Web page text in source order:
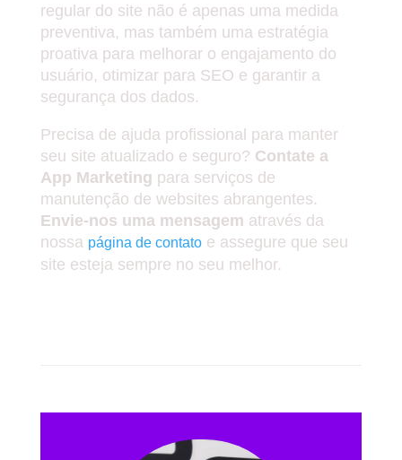
regular do site não é apenas uma medida
preventiva, mas também uma estratégia
proativa para melhorar o engajamento do
usuário, otimizar para SEO e garantir a
segurança dos dados.
Precisa de ajuda profissional para manter
seu site atualizado e seguro? Contate a
App Marketing para serviços de
manutenção de websites abrangentes.
Envie-nos uma mensagem através da
nossa página de contatoe assegure que seu
site esteja sempre no seu melhor.